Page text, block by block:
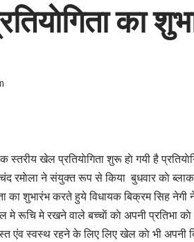
का
स्तरीय खेल प्रतियाेगिता शुरू हाे गयी है
रमाेला ने संयुक्त रूप से किया बुधवार काे
का शुभारंभ करते हुये विधायक बिक्रम सिह
रूचि मे रखने वाले बच्चाें काे अपनी प्रतिभा
स्वस्थ रहने के लिए लिए खेल काे भी अपनी